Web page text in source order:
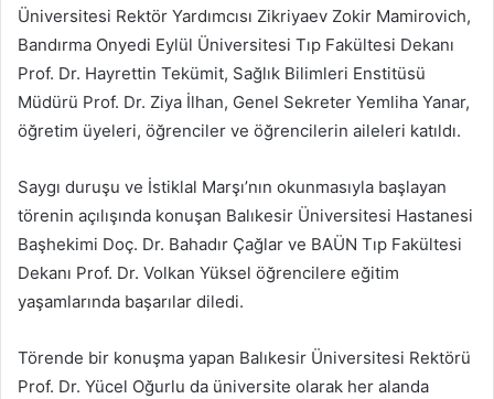
Üniversitesi Rektör Yardımcısı Zikriyaev Zokir Mamirovich,
Bandırma Onyedi Eylül Üniversitesi Tıp Fakültesi Dekanı
Prof. Dr. Hayrettin Tekümit, Sağlık Bilimleri Enstitüsü
Müdürü Prof. Dr. Ziya İlhan, Genel Sekreter Yemliha Yanar,
öğretim üyeleri, öğrenciler ve öğrencilerin aileleri katıldı.
Saygı duruşu ve İstiklal Marşı’nın okunmasıyla başlayan
törenin açılışında konuşan Balıkesir Üniversitesi Hastanesi
Başhekimi Doç. Dr. Bahadır Çağlar ve BAÜN Tıp Fakültesi
Dekanı Prof. Dr. Volkan Yüksel öğrencilere eğitim
yaşamlarında başarılar diledi.
Törende bir konuşma yapan Balıkesir Üniversitesi Rektörü
Prof. Dr. Yücel Oğurlu da üniversite olarak her alanda